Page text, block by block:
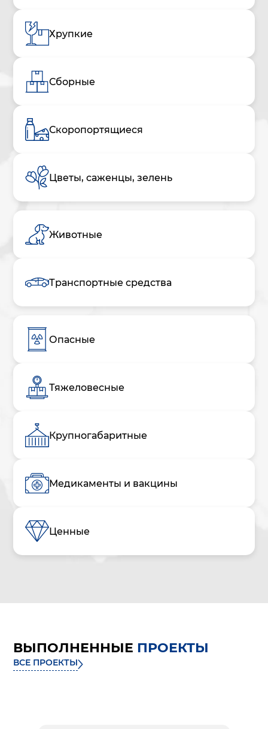
Хрупкие
Сборные
Скоропортящиеся
Цветы, саженцы, зелень
Животные
Транспортные средства
Опасные
Тяжеловесные
Крупногабаритные
Медикаменты и вакцины
Ценные
ВЫПОЛНЕННЫЕ ПРОЕКТЫ
ВСЕ ПРОЕКТЫ